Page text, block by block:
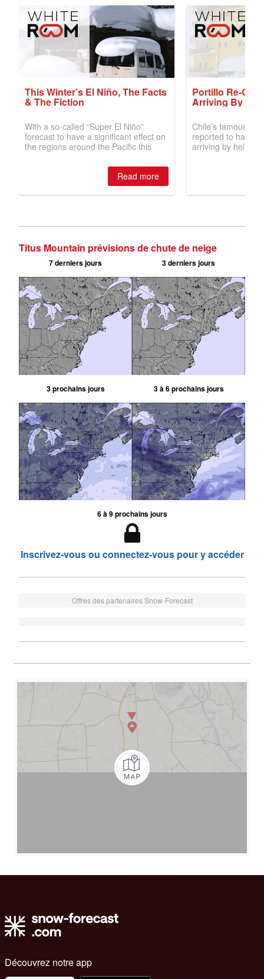
Titus Mountain prévisions de chute de neige
7 derniers jours 3 derniers jours
3 prochains jours 3 à 6 prochains jours
6 à 9 prochains jours
Inscrivez-vous ou connectez-vous pour y accéder
Offres des partenaires Snow-Forecast
Découvrez notre app